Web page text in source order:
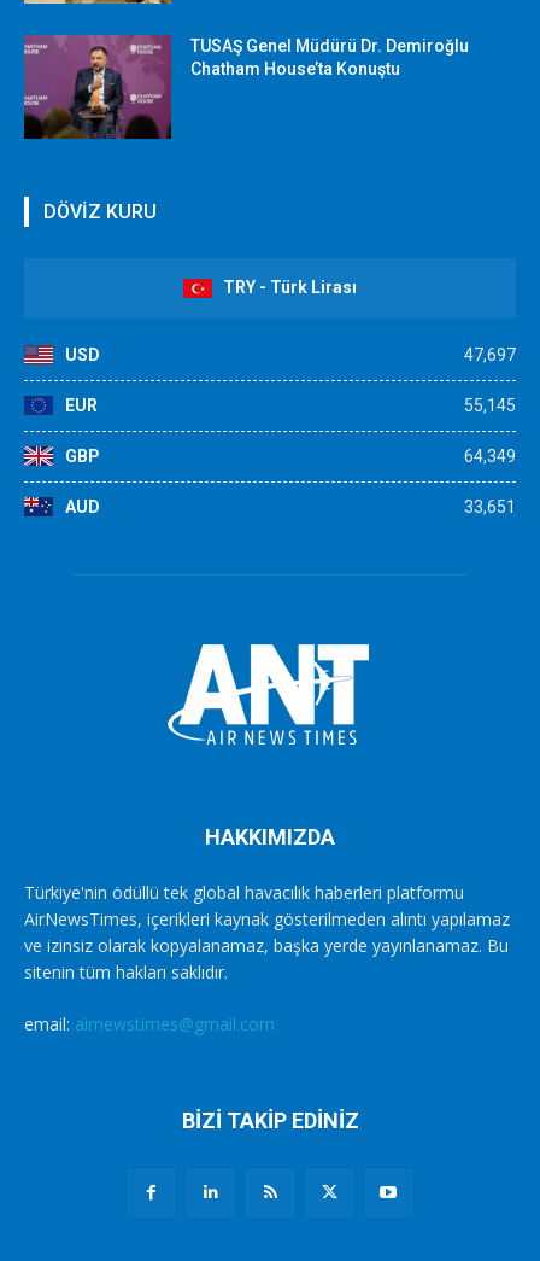
TUSAŞ Genel Müdürü Dr. Demiroğlu
Chatham House’ta Konuştu
DÖVİZ KURU
TRY - Türk Lirası
USD 47,697
EUR 55,145
GBP 64,349
AUD 33,651
HAKKIMIZDA
Türkiye'nin ödüllü tek global havacılık haberleri platformu
AirNewsTimes, içerikleri kaynak gösterilmeden alıntı yapılamaz
ve izinsiz olarak kopyalanamaz, başka yerde yayınlanamaz. Bu
sitenin tüm hakları saklıdır.
email: airnewstimes@gmail.com
BİZİ TAKİP EDİNİZ